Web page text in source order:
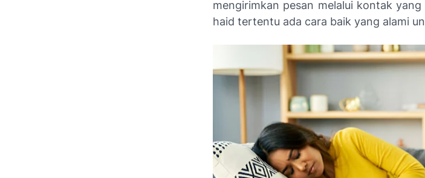
mengirimkan pesan melalui kontak
haid tertentu ada cara baik yang alami